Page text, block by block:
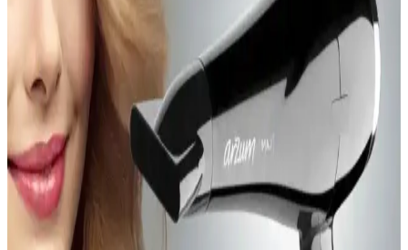
Oral-B Essential Floss Diş İpi ile Günlük Ağız
Bakımında Etkili ve Güvenilir Temizlik Çözümü
Oral-B Essential Floss diş ipi, uzun ve ekonomik paketleri, kolay
kullanımı ve etkili temizliğiyle günlük ağız bakımında vazgeçilmez
bir yardımcıdır. Güvenli ve hijyenik yapısıyla diş sağlığını korur.
Orzax Ocean Biotin 60 Kapsül ile Saç ve Tırnak
Sağlığını Güçlendirin
Orzax Ocean Biotin 60 Kapsül, yüksek doz biotin içeriğiyle saç ve
tırnakların güçlenmesine katkı sağlar, doğal ve kolay kullanımlı
formülüyle sağlıklı görünüm sunar.